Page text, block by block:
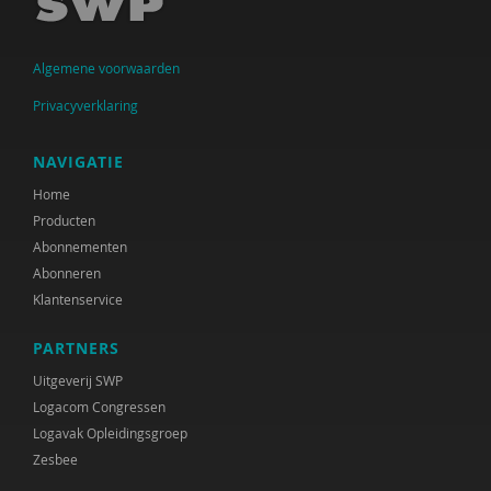
Arjen Keers
Jolanda Keesom
Fijke Koers-Agterkamp
Peter de Koning
Maaike de Lange
Henriette G. Martens
Judith Metz
Jeroen Otten
Joram Pach
Adviescommissie rechtsbescherming en
Algemene voorwaarden
Privacyverklaring
NAVIGATIE
Home
Producten
Abonnementen
Abonneren
Klantenservice
PARTNERS
Uitgeverij SWP
Logacom Congressen
Logavak Opleidingsgroep
Zesbee